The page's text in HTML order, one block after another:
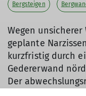
Bergsteigen
Wegen
geplante
kurzfristig durch
Gedererwand
Der